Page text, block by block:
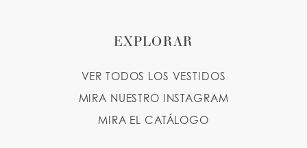
EXPLORAR
VER TODOS LOS VESTIDOS
MIRA NUESTRO INSTAGRAM
MIRA EL CATÁLOGO